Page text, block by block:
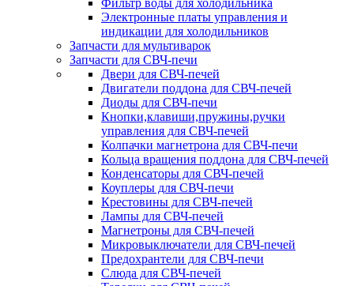
Фильтр воды для холодильника
Электронные платы управления и
индикации для холодильников
Запчасти для мультиварок
Запчасти для СВЧ-печи
Двери для СВЧ-печей
Двигатели поддона для СВЧ-печей
Диоды для СВЧ-печи
Кнопки,клавиши,пружины,ручки
управления для СВЧ-печей
Колпачки магнетрона для СВЧ-печи
Кольца вращения поддона для СВЧ-печей
Конденсаторы для СВЧ-печей
Коуплеры для СВЧ-печи
Крестовины для СВЧ-печей
Лампы для СВЧ-печей
Магнетроны для СВЧ-печей
Микровыключатели для СВЧ-печей
Предохрантели для СВЧ-печи
Слюда для СВЧ-печей